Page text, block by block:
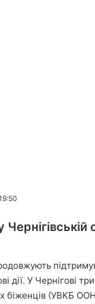
дії. У Чернігові
біженців (УВКБ